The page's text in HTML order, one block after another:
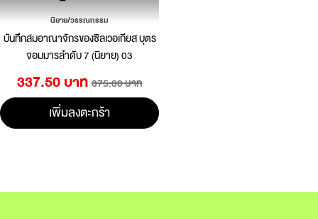
นิยาย/วรรณกรรม
บันทึกล่มอาณาจักรของซิลเวอเกียส บุตร
จอมมารลำดับ 7 (นิยาย) 03
337.50 บาท 375.00 บาท
เพิ่มลงตะกร้า